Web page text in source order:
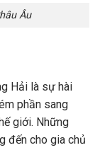
Âu
Hải là sự hài
phần sang
giới. Những
đến cho gia chủ